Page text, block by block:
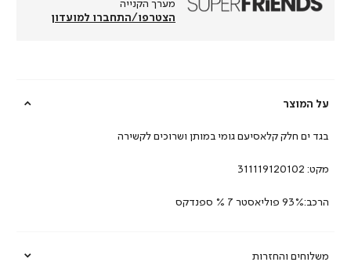
הצטרפו/התחברו למועדון
על המוצר
משלוחים והחזרות
בגד ים חלק קלאסיעם גומי במותן ושרוכים לקשירה
מקט: 311119120102
הרכב:93% פוליאסטר 7 % ספנדקס